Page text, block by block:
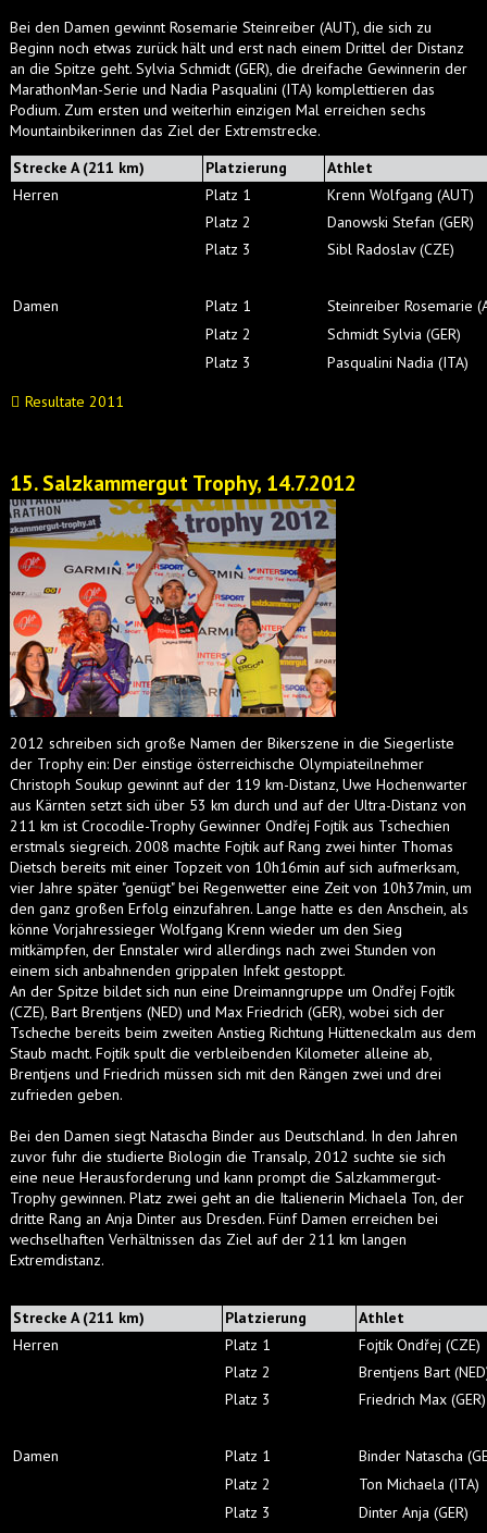
Bei den Damen gewinnt Rosemarie Steinreiber (AUT), die sich zu
Beginn noch etwas zurück hält und erst nach einem Drittel der Distanz
an die Spitze geht. Sylvia Schmidt (GER), die dreifache Gewinnerin der
MarathonMan-Serie und Nadia Pasqualini (ITA) komplettieren das
Podium. Zum ersten und weiterhin einzigen Mal erreichen sechs
Mountainbikerinnen das Ziel der Extremstrecke.
Strecke A (211 km)
Platzierung
Athlet
Herren
Platz 1
Krenn Wolfgang (AUT)
Platz 2
Danowski Stefan (GER)
Platz 3
Sibl Radoslav (CZE)
Damen Platz 1
Steinreiber Rosemarie
Platz 2
Schmidt Sylvia (GER)
Platz 3
Pasqualini Nadia (ITA)
Resultate 2011
15. Salzkammergut Trophy, 14.7.2012
2012 schreiben sich große Namen der Bikerszene in die Siegerliste
der Trophy ein: Der einstige österreichische Olympiateilnehmer
Christoph Soukup gewinnt auf der 119 km-Distanz, Uwe Hochenwarter
aus Kärnten setzt sich über 53 km durch und auf der Ultra-Distanz von
211 km ist Crocodile-Trophy Gewinner Ondřej Fojtík aus Tschechien
erstmals siegreich. 2008 machte Fojtik auf Rang zwei hinter Thomas
Dietsch bereits mit einer Topzeit von 10h16min auf sich aufmerksam,
vier Jahre später "genügt" bei Regenwetter eine Zeit von 10h37min, um
den ganz großen Erfolg einzufahren. Lange hatte es den Anschein, als
könne Vorjahressieger Wolfgang Krenn wieder um den Sieg
mitkämpfen, der Ennstaler wird allerdings nach zwei Stunden von
einem sich anbahnenden grippalen Infekt gestoppt.
An der Spitze bildet sich nun eine Dreimanngruppe um Ondřej Fojtík
(CZE), Bart Brentjens (NED) und Max Friedrich (GER), wobei sich der
Tscheche bereits beim zweiten Anstieg Richtung Hütteneckalm aus dem
Staub macht. Fojtík spult die verbleibenden Kilometer alleine ab,
Brentjens und Friedrich müssen sich mit den Rängen zwei und drei
zufrieden geben.
Bei den Damen siegt Natascha Binder aus Deutschland. In den Jahren
zuvor fuhr die studierte Biologin die Transalp, 2012 suchte sie sich
eine neue Herausforderung und kann prompt die Salzkammergut-
Trophy gewinnen. Platz zwei geht an die Italienerin Michaela Ton, der
dritte Rang an Anja Dinter aus Dresden. Fünf Damen erreichen bei
wechselhaften Verhältnissen das Ziel auf der 211 km langen
Extremdistanz.
Strecke A (211 km) Platzierung
Athlet
Herren
Platz 1
Fojtík Ondřej (CZE)
Platz 2
Brentjens Bart
Platz 3
Friedrich Max (GER)
Damen Platz 1
Binder Natascha
Platz 2
Ton Michaela (ITA)
Platz 3
Dinter Anja (GER)